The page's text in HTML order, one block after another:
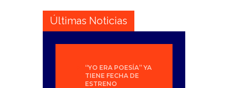
Últimas Noticias
“YO ERA POESÍA” YA
TIENE FECHA DE
ESTRENO